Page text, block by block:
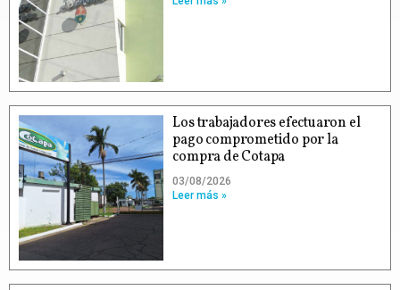
Los trabajadores efectuaron el
pago comprometido por la
compra de Cotapa
03/08/2026
Leer más »